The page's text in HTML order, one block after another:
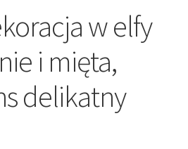
w elfy
i mięta,
delikatny